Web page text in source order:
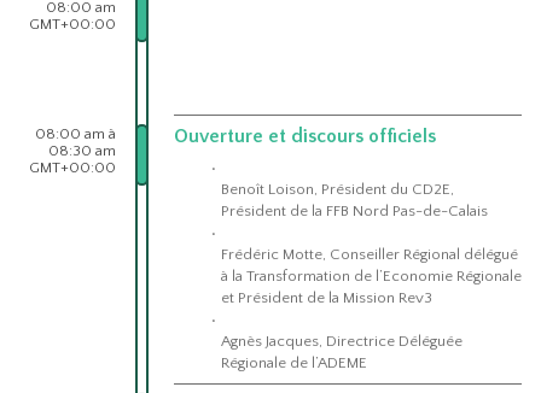
08:00 am
GMT+00:00
08:00 am à
08:30 am
GMT+00:00
Ouverture et discours officiels
Benoît Loison, Président du CD2E,
Président de la FFB Nord Pas-de-Calais
Frédéric Motte, Conseiller Régional délégué
à la Transformation de l’Economie Régionale
et Président de la Mission Rev3
Agnès Jacques, Directrice Déléguée
Régionale de l’ADEME